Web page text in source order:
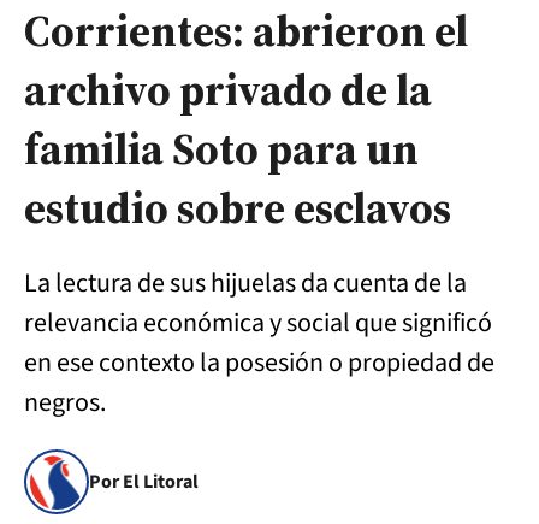
Corrientes: abrieron el
archivo privado de la
familia Soto para un
estudio sobre esclavos
La lectura de sus hijuelas da cuenta de la
relevancia económica y social que significó
en ese contexto la posesión o propiedad de
negros.
Por El Litoral